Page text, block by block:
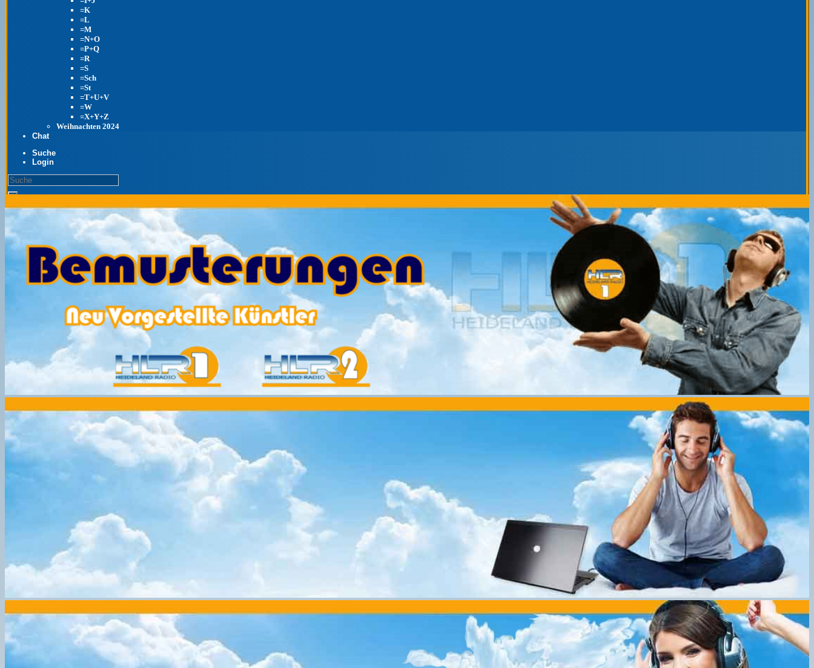
=K
=L
=M
=N+O
=P+Q
=R
=S
=Sch
=St
=T+U+V
=W
=X+Y+Z
Weihnachten 2024
Chat
Suche
Login